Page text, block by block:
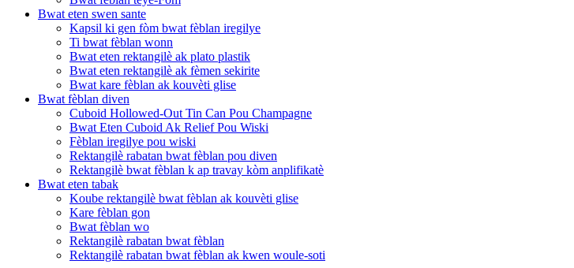
Bwat eten swen sante
Kapsil ki gen fòm bwat fèblan iregilye
Ti bwat fèblan wonn
Bwat eten rektangilè ak plato plastik
Bwat eten rektangilè ak fèmen sekirite
Bwat kare fèblan ak kouvèti glise
Bwat fèblan diven
Cuboid Hollowed-Out Tin Can Pou Champagne
Bwat Eten Cuboid Ak Relief Pou Wiski
Fèblan iregilye pou wiski
Rektangilè rabatan bwat fèblan pou diven
Rektangilè bwat fèblan k ap travay kòm anplifikatè
Bwat eten tabak
Koube rektangilè bwat fèblan ak kouvèti glise
Kare fèblan gon
Bwat fèblan wo
Rektangilè rabatan bwat fèblan
Rektangilè rabatan bwat fèblan ak kwen woule-soti